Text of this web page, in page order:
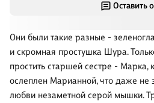
Оставить
Они были такие разные -
и скромная простушка Шура.
простить старшей сестре - Марка,
ослеплен Марианной, что даже не
любви незаметной серой мышки.